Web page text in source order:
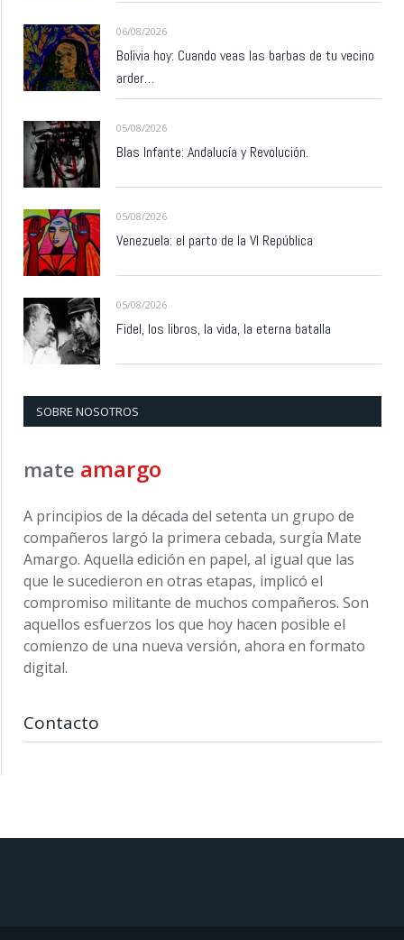
06/08/2026
Bolivia hoy: Cuando veas las barbas de tu vecino
arder…
05/08/2026
Blas Infante: Andalucía y Revolución.
05/08/2026
Venezuela: el parto de la VI República
05/08/2026
Fidel, los libros, la vida, la eterna batalla
SOBRE NOSOTROS
mate amargo
A principios de la década del setenta un grupo de
compañeros largó la primera cebada, surgía Mate
Amargo. Aquella edición en papel, al igual que las
que le sucedieron en otras etapas, implicó el
compromiso militante de muchos compañeros. Son
aquellos esfuerzos los que hoy hacen posible el
comienzo de una nueva versión, ahora en formato
digital.
Contacto